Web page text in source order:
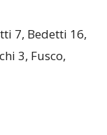
7, Bedetti 16,
3, Fusco,